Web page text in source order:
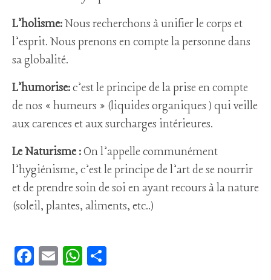
L’holisme:Nous recherchons à unifier le corps et
l’esprit. Nous prenons en compte la personne dans
sa globalité.
L’humorise:c’est le principe de la prise en compte
de nos « humeurs » (liquides organiques ) qui veille
aux carences et aux surcharges intérieures.
Le Naturisme :On l’appelle communément
l’hygiénisme, c’est le principe de l’art de se nourrir
et de prendre soin de soi en ayant recours à la nature
(soleil, plantes, aliments, etc..)
Facebook
EmailWhatsApp